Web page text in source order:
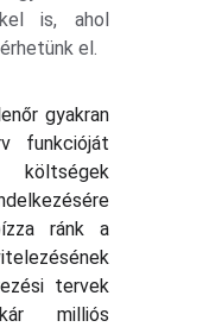
is, ahol
el.
gyakran
funkcióját
költségek
ránk a
tervek
milliós